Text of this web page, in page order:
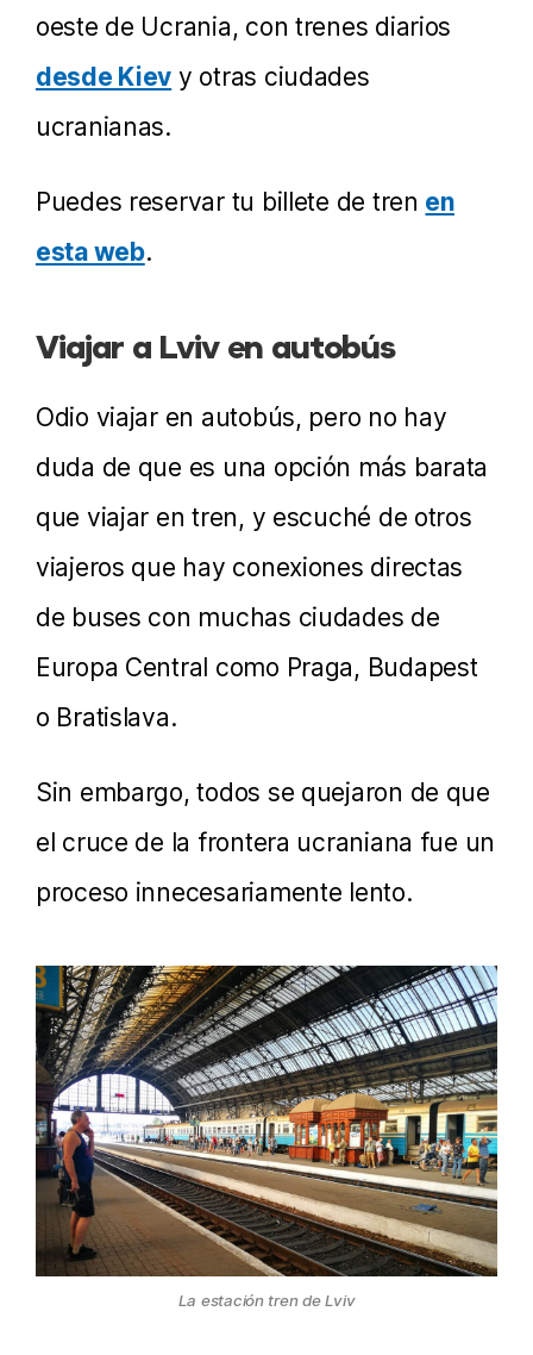
oeste de Ucrania, con trenes diarios
desde Kiev y otras ciudades
ucranianas.
Puedes reservar tu billete de tren en
esta web.
Viajar a Lviv en autobús
Odio viajar en autobús, pero no hay
duda de que es una opción más barata
que viajar en tren, y escuché de otros
viajeros que hay conexiones directas
de buses con muchas ciudades de
Europa Central como Praga, Budapest
o Bratislava.
Sin embargo, todos se quejaron de que
el cruce de la frontera ucraniana fue un
proceso innecesariamente lento.
La estación tren de Lviv